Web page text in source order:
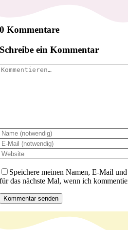
0 Kommentare
Schreibe ein Kommentar
Speichere meinen Namen, E-Mail
für das nächste Mal, wenn ich